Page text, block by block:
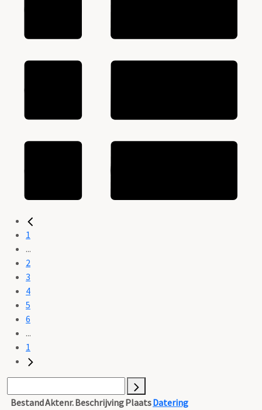
1
...
2
3
4
5
6
...
1
BestandAktenr.BeschrijvingPlaatsDatering